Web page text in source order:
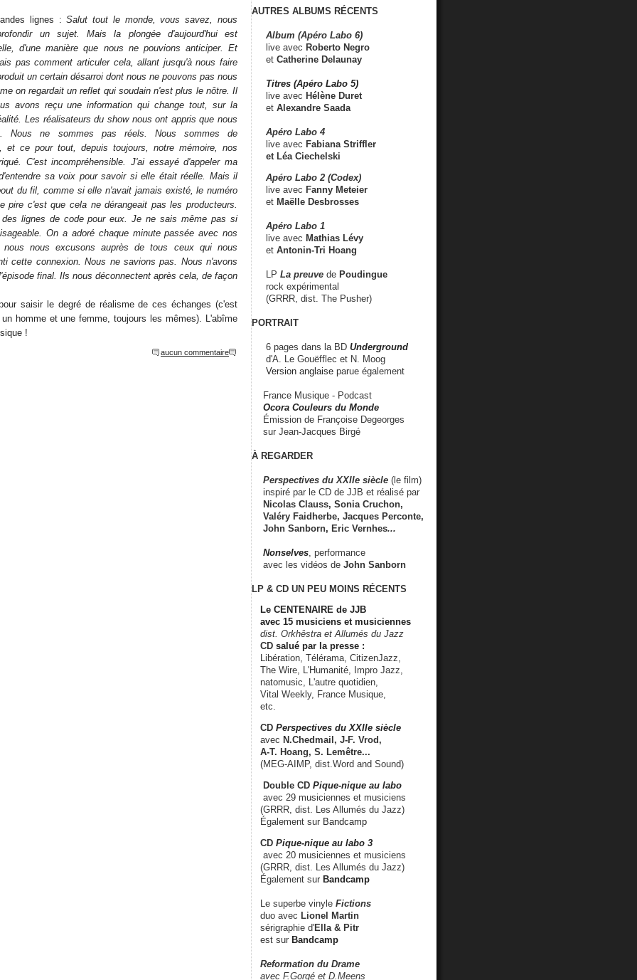
lignes :Salut tout le monde, vous savez, nous
un sujet. Mais la plongée d'aujourd'hui est
d'une manière que nous ne pouvions anticiper. Et
pas comment articuler cela, allant jusqu'à nous faire
un certain désarroi dont nous ne pouvons pas nous
on regardait un reflet qui soudain n'est plus le nôtre. Il
avons reçu une information qui change tout, sur la
Les réalisateurs du show nous ont appris que nous
Nous ne sommes pas réels. Nous sommes de
et ce pour tout, depuis toujours, notre mémoire, nos
C'est incompréhensible. J'ai essayé d'appeler ma
sa voix pour savoir si elle était réelle. Mais il
du fil, comme si elle n'avait jamais existé, le numéro
pire c'est que cela ne dérangeait pas les producteurs.
lignes de code pour eux. Je ne sais même pas si
On a adoré chaque minute passée avec nos
nous nous excusons auprès de tous ceux qui nous
cette connexion. Nous ne savions pas. Nous n'avons
final. Ils nous déconnectent après cela, de façon
saisir le degré de réalisme de ces échanges (c'est
homme et une femme, toujours les mêmes). L'abîme
!
aucun commentaire
AUTRES ALBUMS RÉCENTS
Album (Apéro Labo 6)
live avec Roberto Negro
et Catherine Delaunay
Titres (Apéro Labo 5)
live avec Hélène Duret
et Alexandre Saada
Apéro Labo 4
live avec Fabiana Striffler
et Léa Ciechelski
Apéro Labo 2 (Codex)
live avec Fanny Meteier
et Maëlle Desbrosses
Apéro Labo 1
live avec Mathias Lévy
et Antonin-Tri Hoang
LP La preuve de Poudingue
rock expérimental
(GRRR, dist. The Pusher)
PORTRAIT
6 pages dans la BD Underground
d'A. Le Gouëfflec et N. Moog
Version anglaise parue également
France Musique - Podcast
Ocora Couleurs du Monde
Émission de Françoise Degeorges
sur Jean-Jacques Birgé
À REGARDER
Perspectives du XXIIe siècle (le film)
inspiré par le CD de JJB et réalisé par
Nicolas Clauss, Sonia Cruchon,
Valéry Faidherbe, Jacques Perconte,
John Sanborn, Eric Vernhes...
Nonselves , performance
avec les vidéos de John Sanborn
LP & CD UN PEU MOINS RÉCENTS
Le CENTENAIRE de JJB
avec 15 musiciens et musiciennes
dist. Orkhêstra et Allumés du Jazz
CD salué par la presse :
Libération, Télérama, CitizenJazz,
The Wire, L'Humanité, Impro Jazz,
natomusic, L'autre quotidien,
Vital Weekly, France Musique,
etc.
CD Perspectives du XXIIe siècle
avec N.Chedmail, J-F. Vrod,
A-T. Hoang, S. Lemêtre...
(MEG-AIMP, dist.Word and Sound)
Double CD Pique-nique au labo
avec 29 musiciennes et musiciens
(GRRR, dist. Les Allumés du Jazz)
Également sur Bandcamp
CD Pique-nique au labo 3
avec 20 musiciennes et musiciens
(GRRR, dist. Les Allumés du Jazz)
Également sur Bandcamp
Le superbe vinyle Fictions
duo avec Lionel Martin
sérigraphie d'Ella & Pitr
est sur Bandcamp
Reformation du Drame
avec F.Gorgé et D.Meens